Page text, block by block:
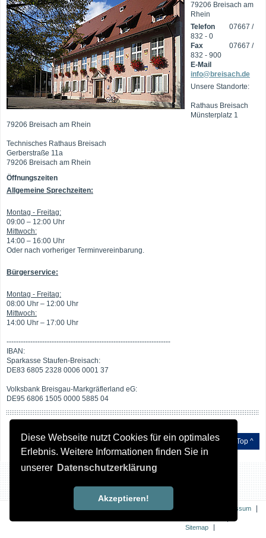
Diese Webseite nutzt Cookies für ein optimales
Erlebnis. Weitere Informationen finden Sie in
unserer Datenschutzerklärung
Akzeptieren!
79206 Breisach am
Rhein
Telefon
07667 /
832 - 0
Fax
07667 /
832 - 900
E-Mail
info@breisach.de
Unsere Standorte:
Rathaus Breisach
Münsterplatz 1
79206 Breisach am Rhein
Technisches Rathaus Breisach
Gerberstraße 11a
79206 Breisach am Rhein
Öffnungszeiten
Allgemeine Sprechzeiten:
Montag - Freitag:
09:00 – 12:00 Uhr
Mittwoch:
14:00 – 16:00 Uhr
Oder nach vorheriger Terminvereinbarung.
Bürgerservice:
Montag - Freitag:
08:00 Uhr – 12:00 Uhr
Mittwoch:
14:00 Uhr – 17:00 Uhr
---------------------------------------------------------------------
IBAN:
Sparkasse Staufen-Breisach:
DE83 6805 2328 0006 0001 37
Volksbank Breisgau-Markgräflerland eG:
DE95 6806 1505 0000 5885 04
Top ^
Impressum
Sitemap